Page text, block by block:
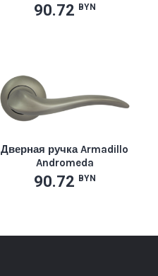
90.72 BYN
Дверная ручка Armadillo
Andromeda
90.72 BYN